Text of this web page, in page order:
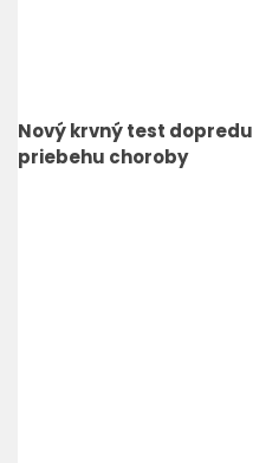
Nový krvný test
priebehu choroby